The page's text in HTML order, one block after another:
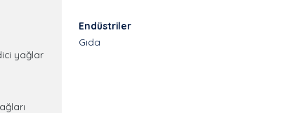
yağlar
Endüstriler
Gıda